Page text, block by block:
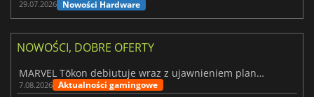
29.07.2026 Nowości Hardware
NOWOŚCI, DOBRE OFERTY
MARVEL Tōkon debiutuje wraz z ujawnieniem planu rozwoju na pierwszy rok
7.08.2026 Aktualności gamingowe